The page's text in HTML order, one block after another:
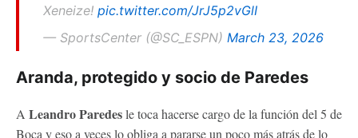
Xeneize! pic.twitter.com/JrJ5p2vGlI
— SportsCenter (@SC_ESPN) March 23, 2026
Aranda, protegido y socio de Paredes
A Leandro Paredesle toca hacerse cargo de la función del 5 de
Boca y eso a veces lo obliga a pararse un poco más atrás de lo